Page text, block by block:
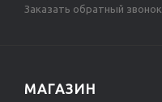
Заказать обратный звонок
МАГАЗИН